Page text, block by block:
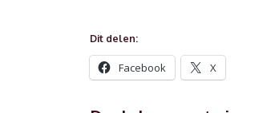
Dit delen:
Facebook X